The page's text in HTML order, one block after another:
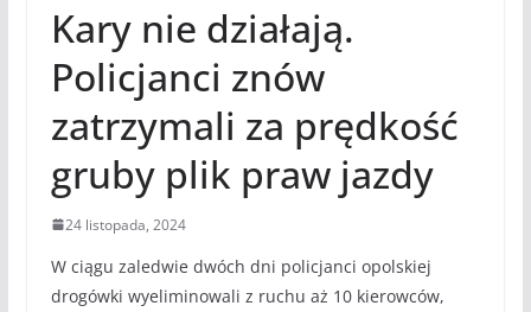
Kary nie działają.
Policjanci znów
zatrzymali za prędkość
gruby plik praw jazdy
24 listopada, 2024
W ciągu zaledwie dwóch dni policjanci opolskiej
drogówki wyeliminowali z ruchu aż 10 kierowców,